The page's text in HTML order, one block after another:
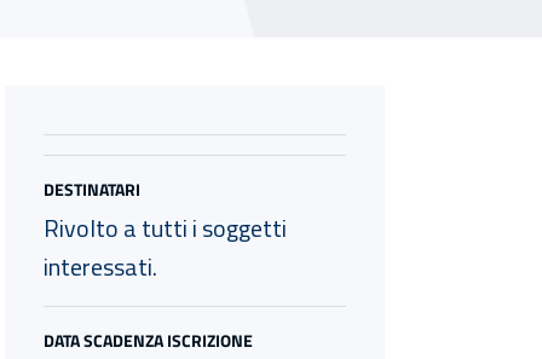
DESTINATARI
Rivolto a tutti i soggetti
interessati.
DATA SCADENZA ISCRIZIONE